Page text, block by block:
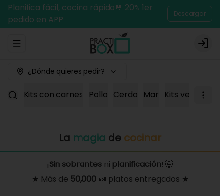
Planifica fácil, cocina rápido🤘 20% 1er
pedido en APP
Descargar
Abrir menu de navegación Login
¿Dónde quieres pedir?
Kits con carnes Pollo Cerdo Mar Kits
La magia de cocinar
¡Sin sobrantes ni planificación! 🤯
★ Más de 50,000🍛 platos entregados ★